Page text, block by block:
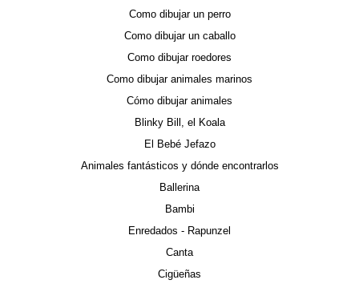
Como dibujar un perro
Como dibujar un caballo
Como dibujar roedores
Como dibujar animales marinos
Cómo dibujar animales
Blinky Bill, el Koala
El Bebé Jefazo
Animales fantásticos y dónde encontrarlos
Ballerina
Bambi
Enredados - Rapunzel
Canta
Cigüeñas